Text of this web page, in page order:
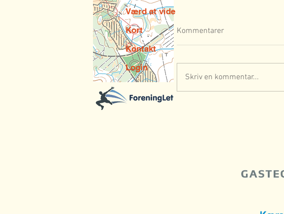
Kommentarer
Skriv en kommentar...
Værd at vide
Kort
Kontakt
Login